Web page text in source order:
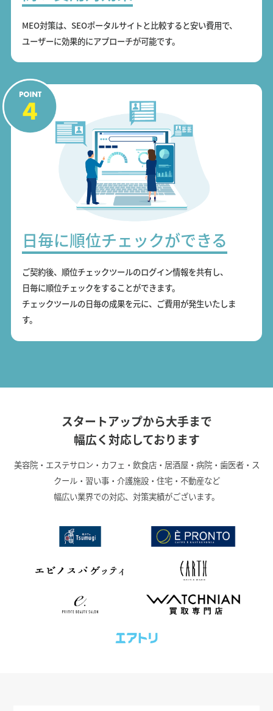
MEO対策は、SEOポータルサイトと比較すると安い費用で、
ユーザーに効果的にアプローチが可能です。
日毎に順位チェックができる
ご契約後、順位チェックツールのログイン情報を共有し、
日毎に順位チェックをすることができます。
チェックツールの日毎の成果を元に、ご費用が発生いたしま
す。
スタートアップから大手まで
幅広く対応しております
美容院・エステサロン・カフェ・飲食店・居酒屋・病院・歯医者・ス
クール・習い事・介護施設・住宅・不動産など
幅広い業界での対応、対策実績がございます。